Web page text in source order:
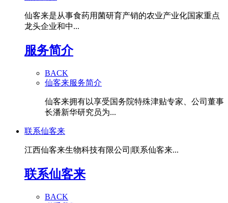
仙客来是从事食药用菌研育产销的农业产业化国家重点
龙头企业和中...
服务简介
BACK
仙客来服务简介
仙客来拥有以享受国务院特殊津贴专家、公司董事
长潘新华研究员为...
联系仙客来
江西仙客来生物科技有限公司|联系仙客来...
联系仙客来
BACK